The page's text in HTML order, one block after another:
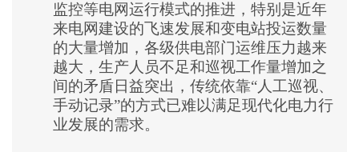
监控等电网运行模式的推进，特别是近年
来电网建设的飞速发展和变电站投运数量
的大量增加，各级供电部门运维压力越来
越大，生产人员不足和巡视工作量增加之
间的矛盾日益突出，传统依靠“人工巡视、
手动记录”的方式已难以满足现代化电力行
业发展的需求。